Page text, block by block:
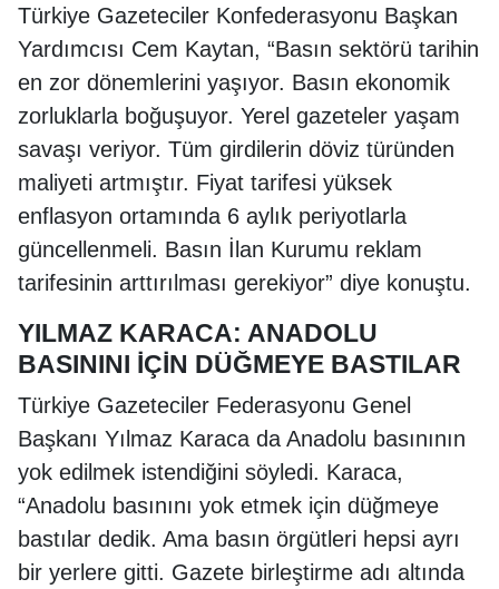
Türkiye Gazeteciler Konfederasyonu Başkan
Yardımcısı Cem Kaytan, “Basın sektörü tarihin
en zor dönemlerini yaşıyor. Basın ekonomik
zorluklarla boğuşuyor. Yerel gazeteler yaşam
savaşı veriyor. Tüm girdilerin döviz türünden
maliyeti artmıştır. Fiyat tarifesi yüksek
enflasyon ortamında 6 aylık periyotlarla
güncellenmeli. Basın İlan Kurumu reklam
tarifesinin arttırılması gerekiyor” diye konuştu.
YILMAZ KARACA: ANADOLU
BASININI İÇİN DÜĞMEYE BASTILAR
Türkiye Gazeteciler Federasyonu Genel
Başkanı Yılmaz Karaca da Anadolu basınının
yok edilmek istendiğini söyledi. Karaca,
“Anadolu basınını yok etmek için düğmeye
bastılar dedik. Ama basın örgütleri hepsi ayrı
bir yerlere gitti. Gazete birleştirme adı altında